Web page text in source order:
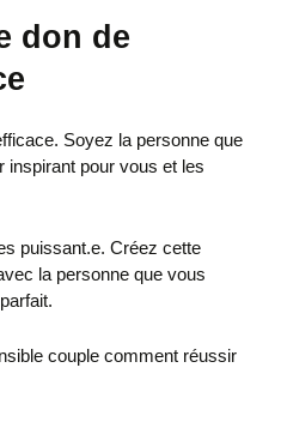
don de
Soyez la personne que
inspirant pour vous et les
puissant.e. Créez cette
la personne que vous
couple comment réussir